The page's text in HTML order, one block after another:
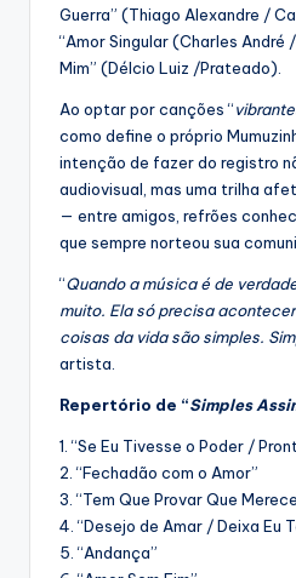
Guerra” (Thiago Alexandre /
“Amor Singular (Charles André
Mim” (Délcio Luiz /Prateado).
Ao optar por canções “
como define o próprio
intenção de fazer do registro
audiovisual, mas uma trilha
— entre amigos, refrões
que sempre norteou sua
“Quando a música é de
muito. Ela só precisa
coisas da vida são simples.
artista.
Repertório de “Simples
1. “Se Eu Tivesse o Poder /
2. “Fechadão com o Amor”
3. “Tem Que Provar Que
4. “Desejo de Amar / Deixa Eu
5. “Andança”